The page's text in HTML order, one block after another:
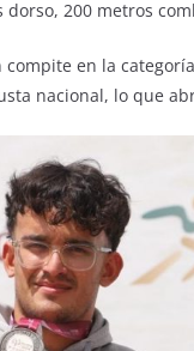
dorso, 200 metros
en la
nacional, lo que